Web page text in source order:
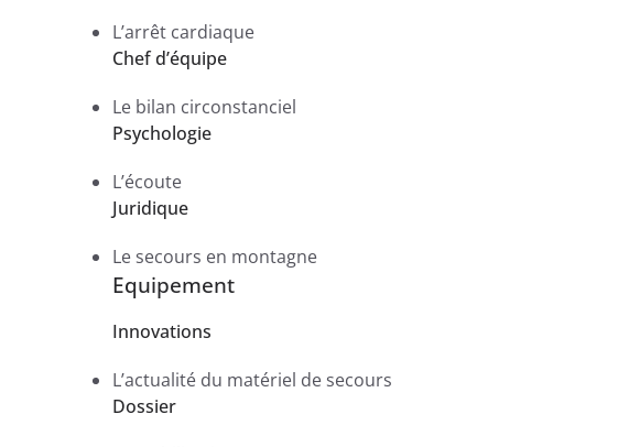
L’arrêt cardiaque
Chef d’équipe
Le bilan circonstanciel
Psychologie
L’écoute
Juridique
Le secours en montagne
Equipement
Innovations
L’actualité du matériel de secours
Dossier